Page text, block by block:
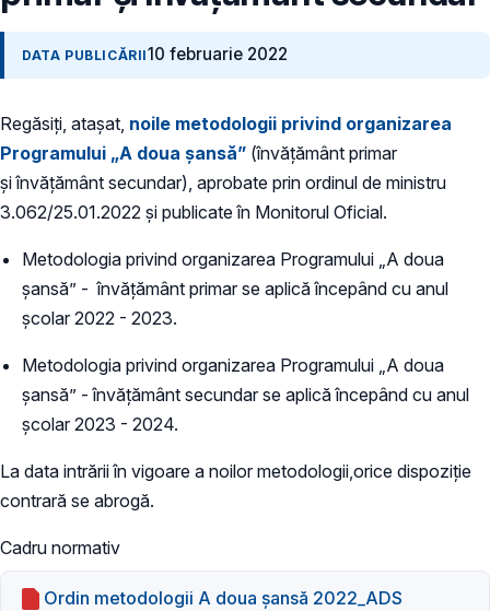
DATA PUBLICĂRII10 februarie 2022
Regăsiți, atașat, noile metodologii privind organizarea
Programului „A doua șansă” (învățământ primar
și învățământ secundar), aprobate prin ordinul de ministru
3.062/25.01.2022 și publicate în Monitorul Oficial.
Metodologia privind organizarea Programului „A doua
șansă” - învățământ primar se aplică începând cu anul
școlar 2022 - 2023.
Metodologia privind organizarea Programului „A doua
șansă” - învățământ secundar se aplică începând cu anul
școlar 2023 - 2024.
La data intrării în vigoare a noilor metodologii,orice dispoziție
contrară se abrogă.
Cadru normativ
Ordin metodologii A doua șansă 2022_ADS